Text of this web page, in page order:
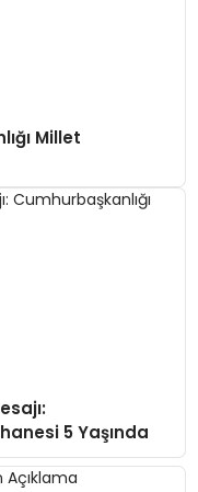
Millet
5 Yaşında